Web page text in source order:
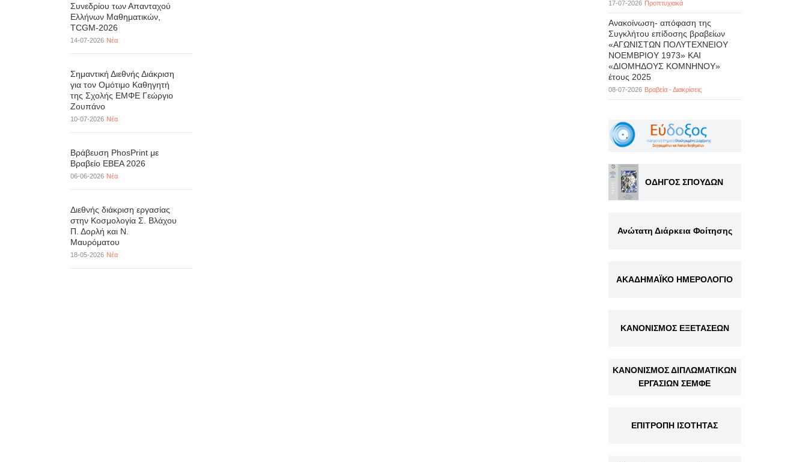
Συνεδρίου των Απανταχού
Ελλήνων Μαθηματικών,
TCGM-2026
14-07-2026 Νέα
Σημαντική Διεθνής Διάκριση
για τον Ομότιμο Καθηγητή
της Σχολής ΕΜΦΕ Γεώργιο
Ζουπάνο
10-07-2026 Νέα
Βράβευση PhosPrint με
Βραβείο ΕΒΕΑ 2026
06-06-2026 Νέα
Διεθνής διάκριση εργασίας
στην Κοσμολογία Σ. Βλάχου
Π. Δορλή και Ν.
Μαυρόματου
18-05-2026 Νέα
17-07-2026 Προπτυχιακά
Ανακοίνωση- απόφαση της
Συγκλήτου επίδοσης βραβείων
«ΑΓΩΝΙΣΤΩΝ ΠΟΛΥΤΕΧΝΕΙΟΥ
ΝΟΕΜΒΡΙΟΥ 1973» ΚΑΙ
«ΔΙΟΜΗΔΟΥΣ ΚΟΜΝΗΝΟΥ»
έτους 2025
08-07-2026 Βραβεία - Διακρίσεις
ΟΔΗΓΟΣ ΣΠΟΥΔΩΝ
Ανώτατη Διάρκεια Φοίτησης
ΑΚΑΔΗΜΑΪΚΟ ΗΜΕΡΟΛΟΓΙΟ
ΚΑΝΟΝΙΣΜΟΣ ΕΞΕΤΑΣΕΩΝ
ΚΑΝΟΝΙΣΜΟΣ ΔΙΠΛΩΜΑΤΙΚΩΝ
ΕΡΓΑΣΙΩΝ ΣΕΜΦΕ
ΕΠΙΤΡΟΠΗ ΙΣΟΤΗΤΑΣ